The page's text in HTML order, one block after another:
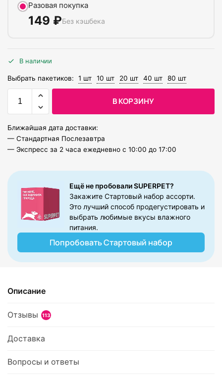
Разовая покупка
149 ₽Без кэшбека
В наличии
Выбрать пакетиков: 1 шт 10 шт 20 шт 40 шт 80 шт
В КОРЗИНУ
Ближайшая дата доставки:
— Стандартная Послезавтра
— Экспресс за 2 часа ежедневно с 10:00 до 17:00
Ещё не пробовали SUPERPET?​
Закажите Стартовый набор ассорти.
Это лучший способ продегустировать и
выбрать любимые вкусы влажного
питания.
Попробовать Стартовый набор
Описание
Отзывы 113
Доставка
Вопросы и ответы